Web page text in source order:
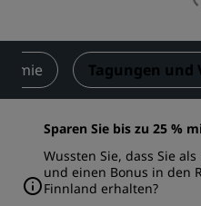
Tagungen und
Sparen Sie bis zu 25 %
Wussten Sie, dass Sie
und einen Bonus in den
Finnland erhalten?